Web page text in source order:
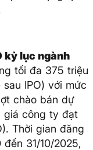
kỷ lục ngành
tối đa 375 triệu
IPO) với mức
chào bán dự
giá công ty đạt
Thời gian đăng
31/10/2025,